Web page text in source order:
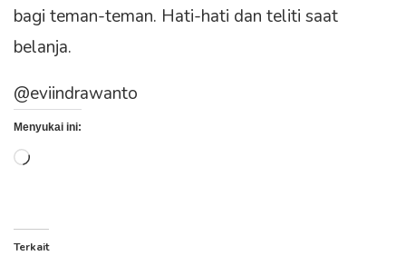
bagi teman-teman. Hati-hati dan teliti saat
belanja.
@eviindrawanto
Menyukai ini:
Memuat...
Terkait